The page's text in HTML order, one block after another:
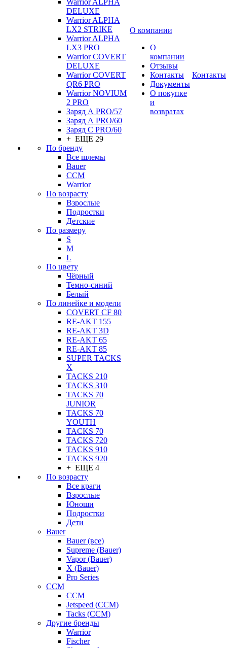
Warrior ALPHA
DELUXE
Warrior ALPHA
LX2 STRIKE
Warrior ALPHA
LX3 PRO
Warrior COVERT
DELUXE
Warrior COVERT
QR6 PRO
Warrior NOVIUM
2 PRO
Заряд А PRO/57
Заряд А PRO/60
Заряд С PRO/60
+ ЕЩЕ 29
По бренду
Все шлемы
Bauer
CCM
Warrior
По возрасту
Взрослые
Подростки
Детские
По размеру
S
M
L
По цвету
Чёрный
Темно-синий
Белый
По линейке и модели
COVERT CF 80
RE-AKT 155
RE-AKT 3D
RE-AKT 65
RE-AKT 85
SUPER TACKS
X
TACKS 210
TACKS 310
TACKS 70
JUNIOR
TACKS 70
YOUTH
TACKS 70
TACKS 720
TACKS 910
TACKS 920
+ ЕЩЕ 4
По возрасту
Все краги
Взрослые
Юноши
Подростки
Дети
Bauer
Bauer (все)
Supreme (Bauer)
Vapor (Bauer)
X (Bauer)
Pro Series
CCM
CCM
Jetspeed (CCM)
Tacks (CCM)
Другие бренды
Warrior
Fischer
О компании
О
компании
Отзывы
Контакты
Документы
О покупке
и
возвратах
Контакты